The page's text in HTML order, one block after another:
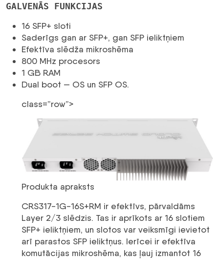
GALVENĀS FUNKCIJAS
16 SFP+ sloti
Saderīgs gan ar SFP+, gan SFP ieliktņiem
Efektīva slēdža mikroshēma
800 MHz procesors
1 GB RAM
Dual boot — OS un SFP OS.
class=”row”>
Produkta apraksts
CRS317-1G-16S+RM ir efektīvs, pārvaldāms
Layer 2/3 slēdzis. Tas ir aprīkots ar 16 slotiem
SFP+ ieliktņiem, un slotos var veiksmīgi ievietot
arī parastos SFP ieliktņus. Ierīcei ir efektīva
komutācijas mikroshēma, kas ļauj izmantot 16